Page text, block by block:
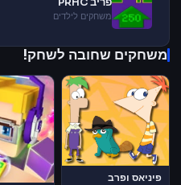
משחקים לילדים
משחקים שחובה לשחק!
פיניאס ופרב